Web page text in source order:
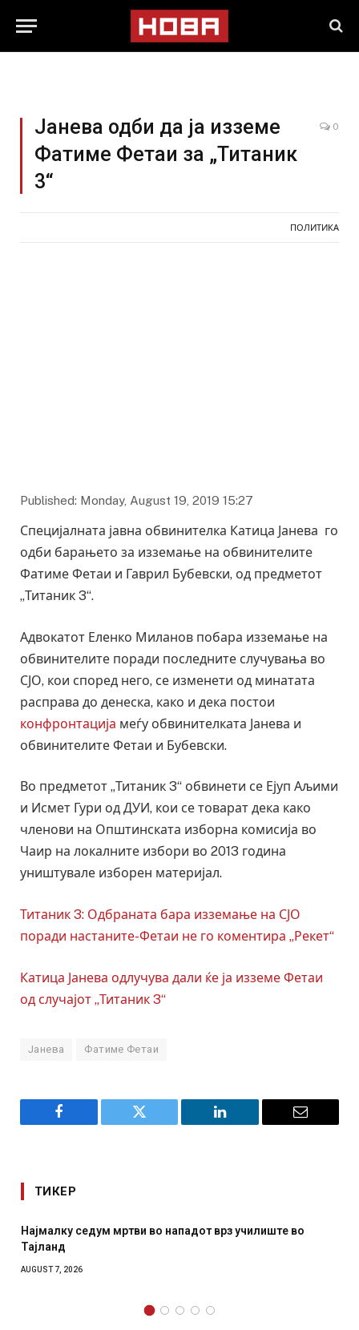
Јанева одби да ја изземе
Фатиме Фетаи за „Титаник
3“
0
ПОЛИТИКА
Published: Monday, August 19, 2019 15:27
Специјалната јавна обвинителка Катица Јанева го
одби барањето за изземање на обвинителите
Фатиме Фетаи и Гаврил Бубевски, од предметот
„Титаник 3“.
Адвокатот Еленко Миланов побара изземање на
обвинителите поради последните случувања во
СЈО, кои според него, се изменети од минатата
расправа до денеска, како и дека постои
конфронтација меѓу обвинителката Јанева и
обвинителите Фетаи и Бубевски.
Во предметот „Титаник 3“ обвинети се Ејуп Аљими
и Исмет Гури од ДУИ, кои се товарат дека како
членови на Општинската изборна комисија во
Чаир на локалните избори во 2013 година
уништувале изборен материјал.
Титаник 3: Одбраната бара изземање на СЈО
поради настаните-Фетаи не го коментира „Рекет“
Катица Јанева одлучува дали ќе ја изземе Фетаи
од случајот „Титаник 3“
Јанева Фатиме Фетаи
Facebook Twitter LinkedIn Email
ТИКЕР
седум мртви во нападот врз училиште во
7, 2026